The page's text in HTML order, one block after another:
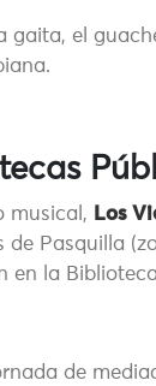
gaita, el
musical, Los
Pasquilla
en la
de